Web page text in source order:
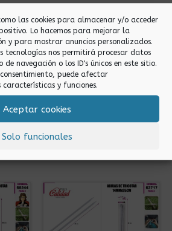
las cookies para almacenar y/o acceder
Lo hacemos para mejorar la
y para mostrar anuncios personalizados.
tecnologías nos permitirá procesar datos
navegación o los ID's únicos en este sitio.
puede afectar
y funciones.
Aceptar cookies
Solo funcionales
Tejer
CIRCULAR